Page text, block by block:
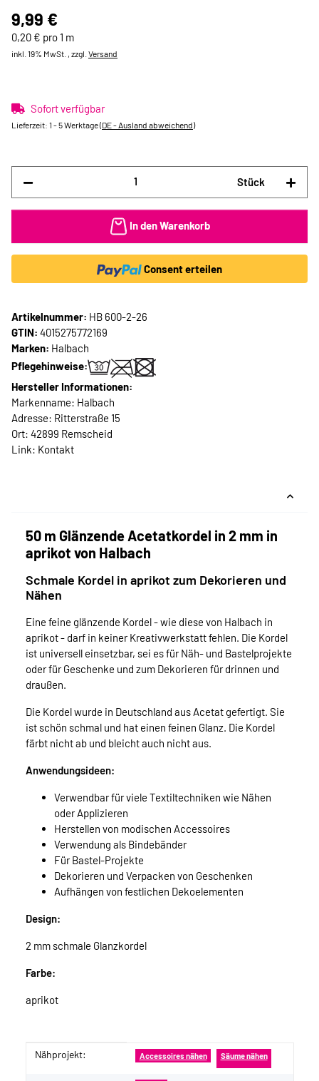
9,99 €
0,20 € pro 1 m
inkl. 19% MwSt. , zzgl. Versand
Sofort verfügbar
Lieferzeit: 1 - 5 Werktage(DE - Ausland abweichend)
Stück
In den Warenkorb
Consent erteilen
Artikelnummer: HB 600-2-26
GTIN: 4015275772169
Marken: Halbach
Pflegehinweise:
Hersteller Informationen:
Markenname: Halbach
Adresse: Ritterstraße 15
Ort: 42899 Remscheid
Link: Kontakt
50 m Glänzende Acetatkordel in 2 mm in
aprikot von Halbach
Schmale Kordel in aprikot zum Dekorieren und
Nähen
Eine feine glänzende Kordel - wie diese von Halbach in
aprikot - darf in keiner Kreativwerkstatt fehlen. Die Kordel
ist universell einsetzbar, sei es für Näh- und Bastelprojekte
oder für Geschenke und zum Dekorieren für drinnen und
draußen.
Die Kordel wurde in Deutschland aus Acetat gefertigt. Sie
ist schön schmal und hat einen feinen Glanz. Die Kordel
färbt nicht ab und bleicht auch nicht aus.
Anwendungsideen:
Verwendbar für viele Textiltechniken wie Nähen
oder Applizieren
Herstellen von modischen Accessoires
Verwendung als Bindebänder
Für Bastel-Projekte
Dekorieren und Verpacken von Geschenken
Aufhängen von festlichen Dekoelementen
Design:
2 mm schmale Glanzkordel
Farbe:
aprikot
Produkteigenschaft
Wert
Nähprojekt: Accessoires nähen Säume nähen